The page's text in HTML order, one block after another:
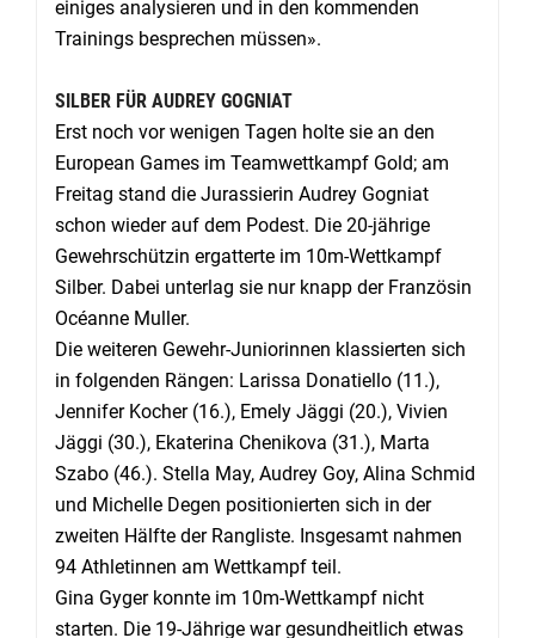
einiges analysieren und in den kommenden
Trainings besprechen müssen».
SILBER FÜR AUDREY GOGNIAT
Erst noch vor wenigen Tagen holte sie an den
European Games im Teamwettkampf Gold; am
Freitag stand die Jurassierin Audrey Gogniat
schon wieder auf dem Podest. Die 20-jährige
Gewehrschützin ergatterte im 10m-Wettkampf
Silber. Dabei unterlag sie nur knapp der Französin
Océanne Muller.
Die weiteren Gewehr-Juniorinnen klassierten sich
in folgenden Rängen: Larissa Donatiello (11.),
Jennifer Kocher (16.), Emely Jäggi (20.), Vivien
Jäggi (30.), Ekaterina Chenikova (31.), Marta
Szabo (46.). Stella May, Audrey Goy, Alina Schmid
und Michelle Degen positionierten sich in der
zweiten Hälfte der Rangliste. Insgesamt nahmen
94 Athletinnen am Wettkampf teil.
Gina Gyger konnte im 10m-Wettkampf nicht
starten. Die 19-Jährige war gesundheitlich etwas